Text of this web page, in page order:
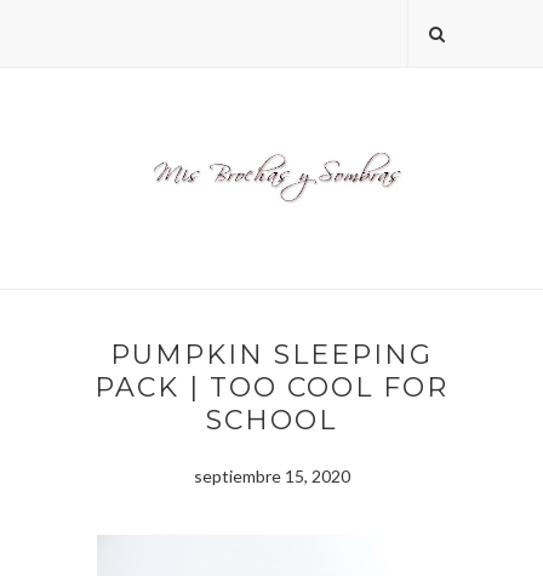
PUMPKIN SLEEPING
PACK | TOO COOL FOR
SCHOOL
septiembre 15, 2020